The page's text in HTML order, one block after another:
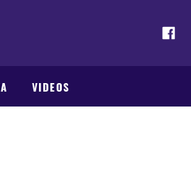
VIDEOS